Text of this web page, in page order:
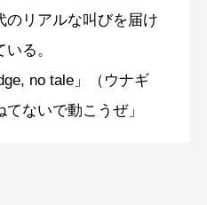
のリアルな叫びを届け
る。
no tale」（ウナギ
ないで動こうぜ」